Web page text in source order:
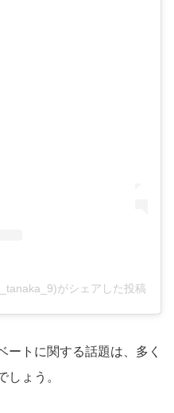
がシェアした投稿
ートに関する話題は、多く
しょう。